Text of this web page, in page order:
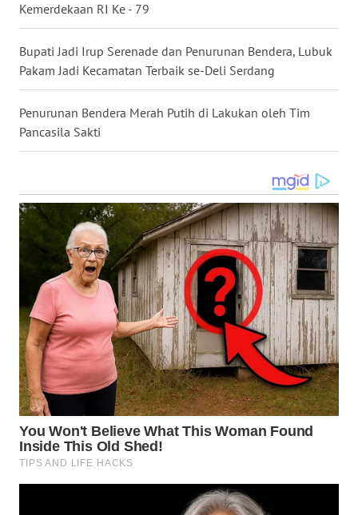
Kemerdekaan RI Ke - 79
Bupati Jadi Irup Serenade dan Penurunan Bendera, Lubuk
Pakam Jadi Kecamatan Terbaik se-Deli Serdang
Penurunan Bendera Merah Putih di Lakukan oleh Tim
Pancasila Sakti
WN
TINGGI
WN
KARAWANG
WN
BEKASI
WN
BOGOR
WN
DEPOK
WN
TAPANULI
UTARA